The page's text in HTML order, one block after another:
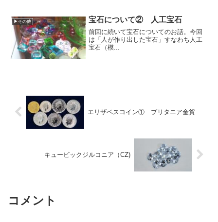
▶その他 宝石について② 人工宝石
前回に続いて宝石についてのお話。今回
は「人が作り出した宝石」すなわち人工
宝石（模...
エリザベスコイン① ブリタニア金貨
キュービックジルコニア（CZ)
コメント